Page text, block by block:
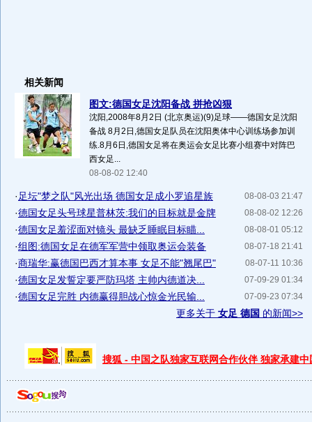
相关新闻
图文:德国女足沈阳备战 拼抢凶狠
沈阳,2008年8月2日 (北京奥运)(9)足球——德国女足沈阳
备战 8月2日,德国女足队员在沈阳奥体中心训练场参加训
练.8月6日,德国女足将在奥运会女足比赛小组赛中对阵巴
西女足...
08-08-02 12:40
08-08-03 21:47
· 足坛"梦之队"风光出场 德国女足成小罗追星族
08-08-02 12:26
·德国女足头号球星普林茨:我们的目标就是金牌
08-08-01 05:12
·德国女足羞涩面对镜头 最缺乏睡眠目标瞄...
08-07-18 21:41
·组图:德国女足在德军军营中领取奥运会装备
08-07-11 10:36
·商瑞华:赢德国巴西才算本事 女足不能"翘尾巴"
07-09-29 01:34
·德国女足发誓定要严防玛塔 主帅内德道决...
07-09-23 07:34
·德国女足完胜 内德赢得胆战心惊金光民输...
更多关于 女足 德国 的新闻>>
搜狐 - 中国之队独家互联网合作伙伴 独家承建中